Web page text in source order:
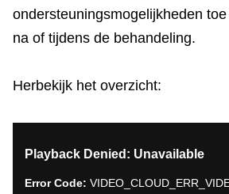
ondersteuningsmogelijkheden
na of tijdens de behandeling.
Herbekijk het overzicht:
modal
Playback Denied: Unavailable
Error Code: